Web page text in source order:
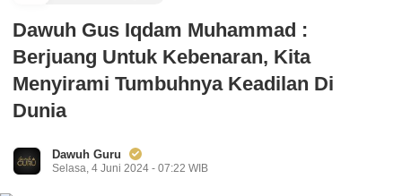
Dawuh Gus Iqdam Muhammad :
Berjuang Untuk Kebenaran, Kita
Menyirami Tumbuhnya Keadilan Di
Dunia
Dawuh Guru
Selasa, 4 Juni 2024 - 07:22 WIB